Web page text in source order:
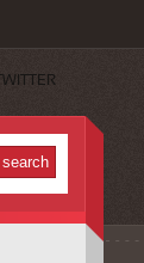
TWITTER